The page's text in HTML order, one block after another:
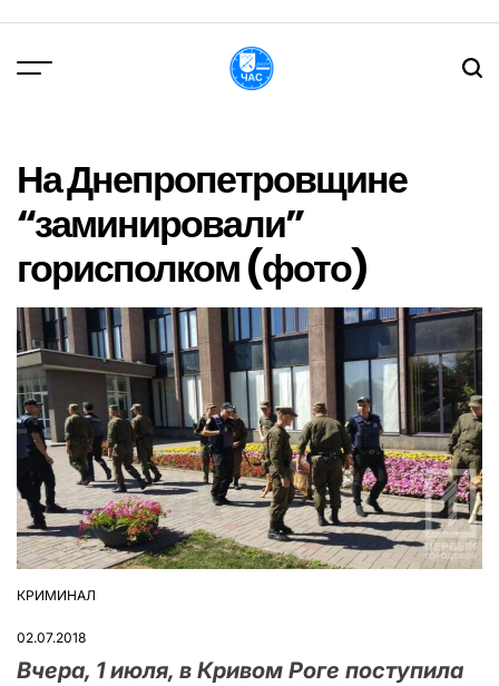
вмісту
На Днепропетровщине
“заминировали”
горисполком (фото)
ОПУБЛІКУВАТИ
КРИМИНАЛ
02.07.2018
Вчера, 1 июля, в Кривом Роге поступила